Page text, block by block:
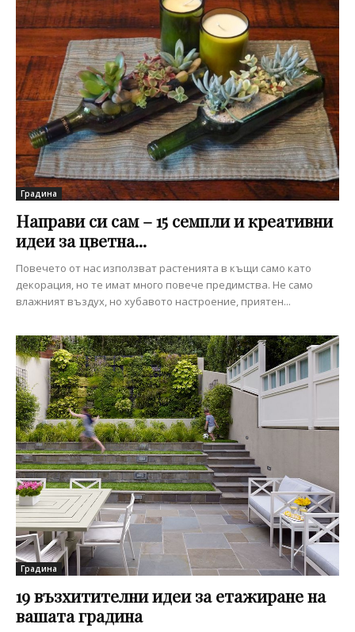
Градина
Направи си сам – 15 семпли и креативни
идеи за цветна...
Повечето от нас използват растенията в къщи само като
декорация, но те имат много повече предимства. Не само
влажният въздух, но хубавото настроение, приятен...
Градина
19 възхитителни идеи за етажиране на
вашата градина